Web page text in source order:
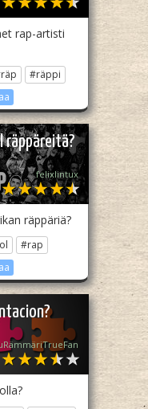
rap-artisti
#räppi
felixlintux
räppäriä?
#rap